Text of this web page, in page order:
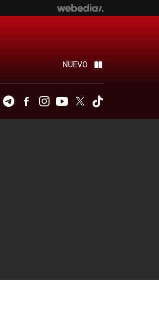
NUEVO
TelegramFacebookInstagramYoutubeTwitter